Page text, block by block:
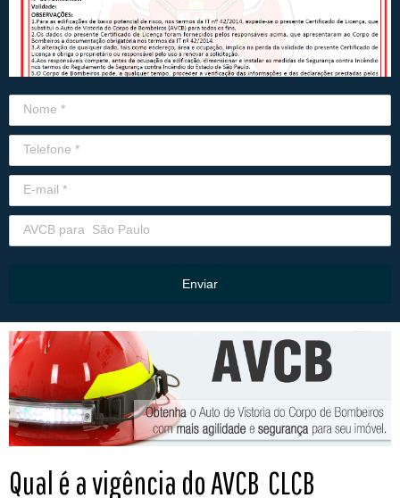
Enviar
Qual é a vigência do AVCB CLCB